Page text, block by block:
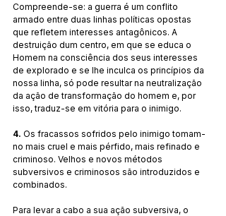
Compreende-se: a guerra é um conflito
armado entre duas linhas políticas opostas
que refletem interesses antagônicos. A
destruição dum centro, em que se educa o
Homem na consciência dos seus interesses
de explorado e se lhe inculca os princípios da
nossa linha, só pode resultar na neutralização
da ação de transformação do homem e, por
isso, traduz-se em vitória para o inimigo.
4. Os fracassos sofridos pelo inimigo tomam-
no mais cruel e mais pérfido, mais refinado e
criminoso. Velhos e novos métodos
subversivos e criminosos são introduzidos e
combinados.
Para levar a cabo a sua ação subversiva, o